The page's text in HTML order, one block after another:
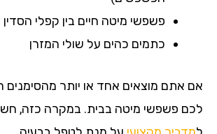
פשפשי מיטה חיים בין קפלי
כתמים כהים על שולי המזרן
אם אתם מוצאים אחד או יותר מהסימנים
לכם פשפשי מיטה בבית. במקרה כזה,